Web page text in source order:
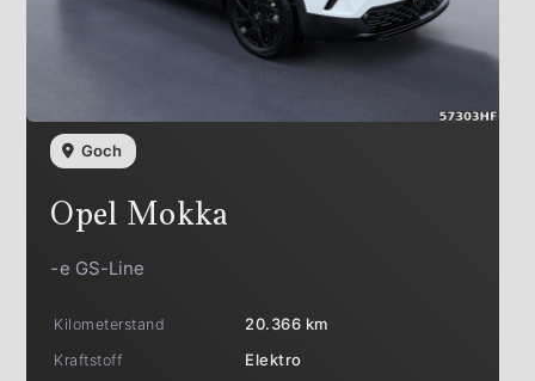
Goch
Opel Mokka
-e GS-Line
Kilometerstand
20.366 km
Kraftstoff
Elektro